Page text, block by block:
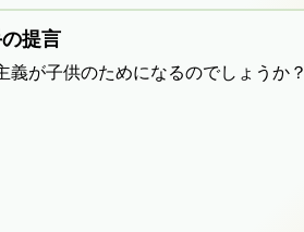
提言
義が子供のためになるのでしょうか？